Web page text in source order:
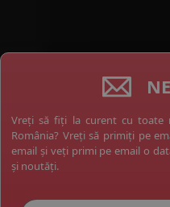
Vreți să fiți la curent cu toate
România? Vreți să primiți pe
email și veți primi pe email o
și noutăți.